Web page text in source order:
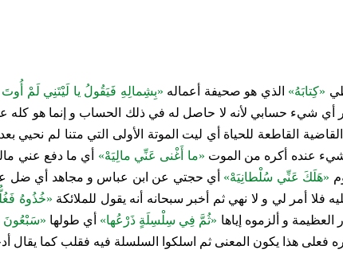
«كِتابَهُ» الذي هو صحيفة أعماله‏ «بِشِمالِهِ فَيَقُولُ يا لَيْتَنِي لَمْ أُوتَ
أي شي‏ء حسابي لأنه لا حاصل له في ذلك الحساب و إنما هو كله
القاطعة للحياة أي ليت الموتة الأولى التي متنا لم نحيي
شي‏ء عنده أكره من الموت‏ «ما أَغْنى‏ عَنِّي مالِيَهْ» أي ما دفع عني
«هَلَكَ عَنِّي سُلْطانِيَهْ» أي حجتي عن ابن عباس و مجاهد أي ضل
أمر لي و لا نهي ثم أخبر سبحانه أنه يقول للملائكة «خُذُوهُ
العظيمة و ألزموه إياها «ثُمَّ فِي سِلْسِلَةٍ ذَرْعُها» أي طولها «سَبْعُونَ
فعلى هذا يكون المعنى ثم اسلكوا السلسلة فيه فقلب كما